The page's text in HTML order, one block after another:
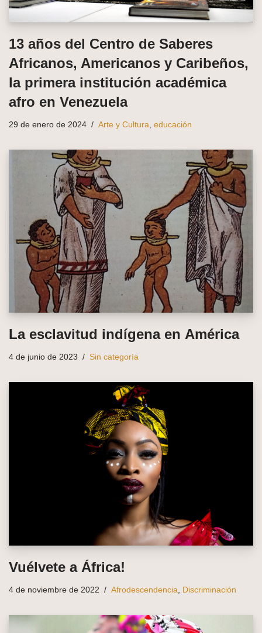
13 años del Centro de Saberes
Africanos, Americanos y Caribeños,
la primera institución académica
afro en Venezuela
29 de enero de 2024 Arte y Cultura educación
La esclavitud indígena en América
4 de junio de 2023 Sin categoría
Vuélvete a África!
4 de noviembre de 2022 Afrodescendencia Discriminación